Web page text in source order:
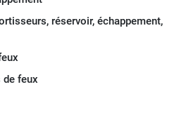
réservoir, échappement,
de feux